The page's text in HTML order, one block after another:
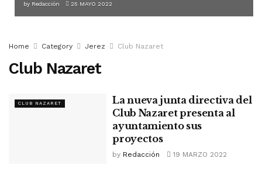
by Redacción 25 MAYO 2022
Home Category Jerez Club Nazaret
Club Nazaret
CLUB NAZARET
La nueva junta directiva del
Club Nazaret presenta al
ayuntamiento sus
proyectos
by Redacción 19 MARZO 2022